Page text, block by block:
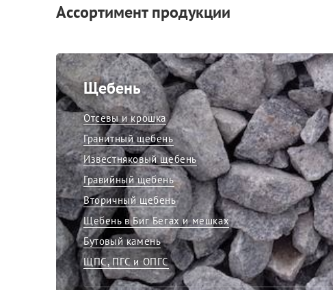
Ассортимент продукции
Щебень
Отсевы и крошка
Гранитный щебень
Известняковый щебень
Гравийный щебень
Вторичный щебень
Щебень в Биг Бегах и мешках
Бутовый камень
ЩПС, ПГС и ОПГС